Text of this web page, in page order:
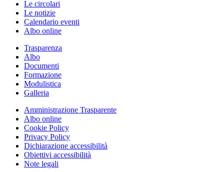
Le circolari
Le notizie
Calendario eventi
Albo online
Trasparenza
Albo
Documenti
Formazione
Modulistica
Galleria
Amministrazione Trasparente
Albo online
Cookie Policy
Privacy Policy
Dichiarazione accessibilità
Obiettivi accessibilità
Note legali